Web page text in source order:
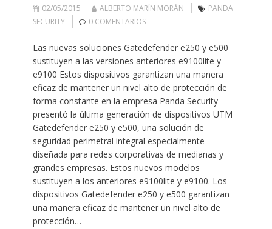
02/05/2015 ALBERTO MARÍN MORÁN
PANDA
SECURITY
0 COMENTARIOS
Las nuevas soluciones Gatedefender e250 y e500
sustituyen a las versiones anteriores e9100lite y
e9100 Estos dispositivos garantizan una manera
eficaz de mantener un nivel alto de protección de
forma constante en la empresa Panda Security
presentó la última generación de dispositivos UTM
Gatedefender e250 y e500, una solución de
seguridad perimetral integral especialmente
diseñada para redes corporativas de medianas y
grandes empresas. Estos nuevos modelos
sustituyen a los anteriores e9100lite y e9100. Los
dispositivos Gatedefender e250 y e500 garantizan
una manera eficaz de mantener un nivel alto de
protección…